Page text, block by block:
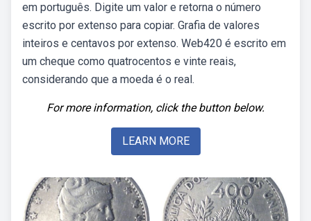
em português. Digite um valor e retorna o número
escrito por extenso para copiar. Grafia de valores
inteiros e centavos por extenso. Web420 é escrito em
um cheque como quatrocentos e vinte reais,
considerando que a moeda é o real.
For more information, click the button below.
LEARN MORE